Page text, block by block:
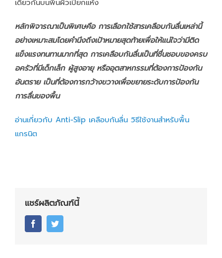
เดียวกันบนพื้นผิวเปียกแห้ง
หลักพิจารณาเป็นพิเศษคือ การเลือกใช้สารเคลือบกันลื่นเหล่านี้
อย่างเหมาะสมโดยคำนึงถึงเป้าหมายสุดท้ายเพื่อให้แน่ใจว่ามีติด
แข็งแรงทนทานมากที่สุด การเคลือบกันลื่นเป็นที่ชื่นชอบของครบ
อครัวที่มีเด็กเล็ก ผู้สูงอายุ หรืออุตสาหกรรมที่ต้องการป้องกัน
อันตราย เป็นที่ต้องการกว้างขวางเพื่อขยายระดับการป้องกัน
การลื่นของพื้น
อ่านเกี่ยวกับ Anti-Slip เคลือบกันลื่น วิธีใช้งานสำหรับพื้น
แกรนิต
แชร์ผลิตภัณฑ์นี้
FacebookTwitter